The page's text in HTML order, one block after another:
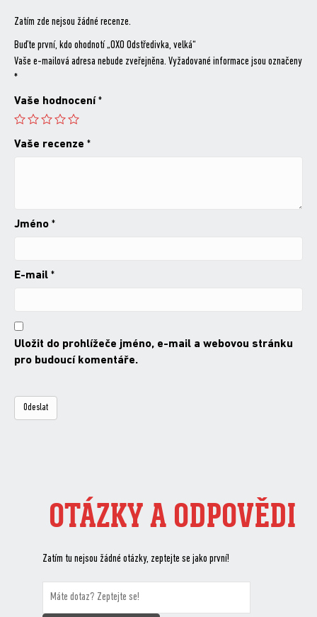
Zatím zde nejsou žádné recenze.
Buďte první, kdo ohodnotí „OXO Odstředivka, velká“
Vaše e-mailová adresa nebude zveřejněna. Vyžadované informace jsou označeny
*
Vaše hodnocení *
Vaše recenze *
Jméno *
E-mail *
Uložit do prohlížeče jméno, e-mail a webovou stránku
pro budoucí komentáře.
OTÁZKY A ODPOVĚDI
Zatím tu nejsou žádné otázky, zeptejte se jako první!